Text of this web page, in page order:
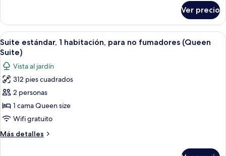
fumadores
(Twin
Suite)
estándar,
habitación,
para
fumadores
(Twin
Suite)
Ver precio
Abrir
todas
las
fotos
de
Suite
estándar,
1
habitación,
para
Habitación de hotel con pared de
9
Suite estándar, 1 habitación, para no fumadores (Queen
Suite)
Vista al jardín
312 pies cuadrados
2 personas
1 cama Queen size
Wifi gratuito
Más detalles
Más